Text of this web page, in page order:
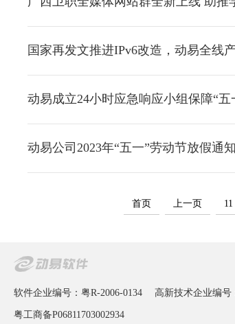
国家再发文推进IPv6改造，动易全线
动易成立24小时应急响应小组保障“
动易公司2023年“五一”劳动节放假通知
首页 上一页 11
软件企业编号：粤R-2006-0134 高新技术企业编号
粤工商备P06811703002934